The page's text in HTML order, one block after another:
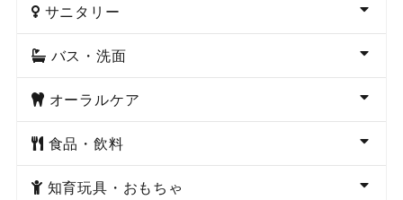
サニタリー
バス・洗面
オーラルケア
食品・飲料
知育玩具・おもちゃ